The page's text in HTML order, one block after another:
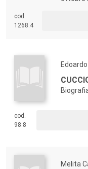
cod.
1268.4
cod.
98.8
Melita